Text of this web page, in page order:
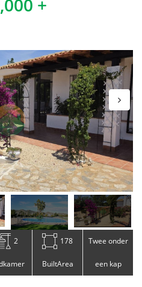
2 178
BuiltArea
Twee onder
een kap